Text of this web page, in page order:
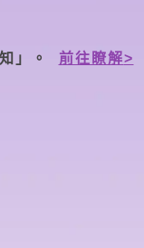
」。 前往瞭解>